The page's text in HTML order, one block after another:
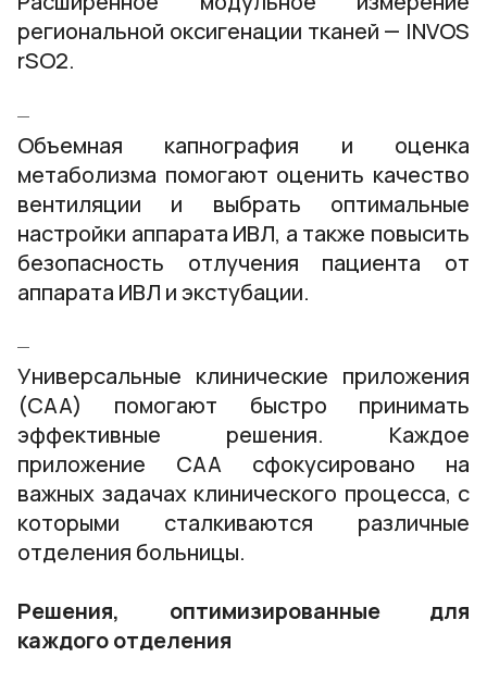
региональной оксигенации тканей — INVOS
rSO2.
Объемная капнография и оценка
метаболизма помогают оценить качество
вентиляции и выбрать оптимальные
настройки аппарата ИВЛ, а также повысить
безопасность отлучения пациента от
аппарата ИВЛ и экстубации.
Универсальные клинические приложения
(CAA) помогают быстро принимать
эффективные решения. Каждое
приложение CAA сфокусировано на
важных задачах клинического процесса, с
которыми сталкиваются различные
отделения больницы.
Решения, оптимизированные для
каждого отделения